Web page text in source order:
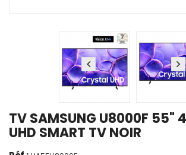
TV SAMSUNG U8000F 55"
UHD SMART TV NOIR